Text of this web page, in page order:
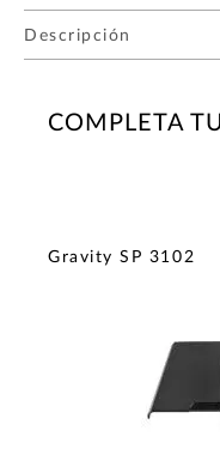
Descripción
COMPLETA
Gravity SP 3102